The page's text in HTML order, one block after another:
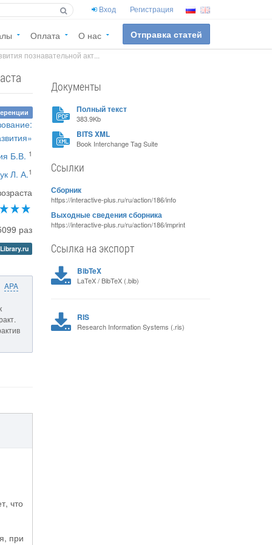
Вход Регистрация
Оплата О нас Отправка статей
познавательной акт...
Б.В. 1
Л. А.1
раз
APA
что
при
Документы
Полный текст
383.9Kb
BITS XML
Book Interchange Tag Suite
Ссылки
Сборник
https://interactive-plus.ru/ru/action/186/info
Выходные сведения сборника
https://interactive-plus.ru/ru/action/186/imprint
Ссылка на экспорт
BibTeX
LaTeX / BibTeX (.bib)
RIS
Research Information Systems (.ris)